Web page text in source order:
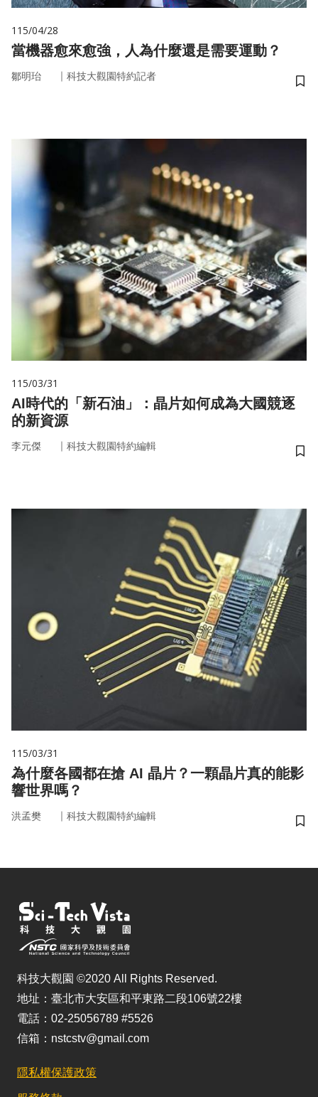
115/04/28
當機器愈來愈強，人為什麼還是需要運動？
鄒明珆 ｜ 科技大觀園特約記者
儲
115/03/31
AI時代的「新石油」：晶片如何成為大國競逐
的新資源
李元傑 ｜ 科技大觀園特約編輯
儲
115/03/31
為什麼各國都在搶 AI 晶片？一顆晶片真的能影
響世界嗎？
洪孟樊 ｜ 科技大觀園特約編輯
儲
科技大觀園 ©2020 All Rights Reserved.
地址：臺北市大安區和平東路二段106號22樓
電話：02-25056789 #5526
信箱：nstcstv@gmail.com
隱私權保護政策